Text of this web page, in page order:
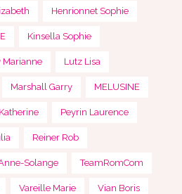
Henrionnet Sophie
Kinsella Sophie
Marianne Lutz Lisa
Marshall Garry MELUSINE
Peyrin Laurence
Reiner Rob
Solange TeamRomCom
Vareille Marie Vian Boris